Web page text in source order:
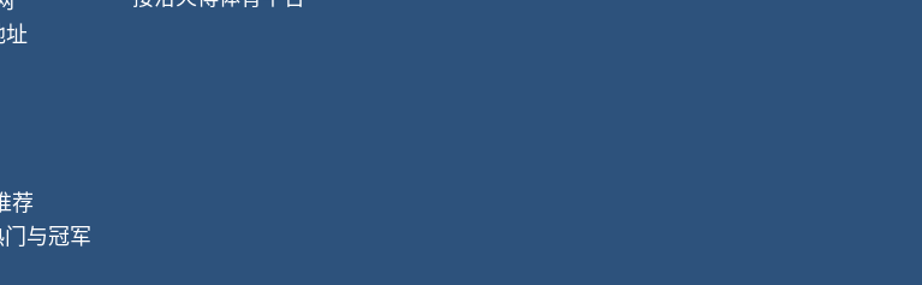
址
荐
与冠军